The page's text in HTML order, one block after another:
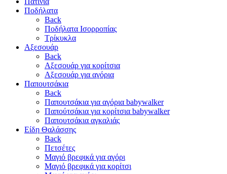
Ποδήλατα
Back
Ποδήλατα Ισορροπίας
Τρίκυκλα
Αξεσουάρ
Back
Αξεσουάρ για κορίτσια
Αξεσουάρ για αγόρια
Παπουτσάκια
Back
Παπουτσάκια για αγόρια babywalker
Παπούτσάκια για κορίτσια babywalker
Παπουτσάκια αγκαλιάς
Είδη Θαλάσσης
Back
Πετσέτες
Μαγιό βρεφικά για αγόρι
Μαγιό βρεφικά για κορίτσι